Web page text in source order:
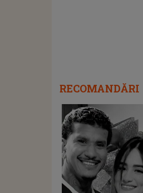
RECOMANDĂRI